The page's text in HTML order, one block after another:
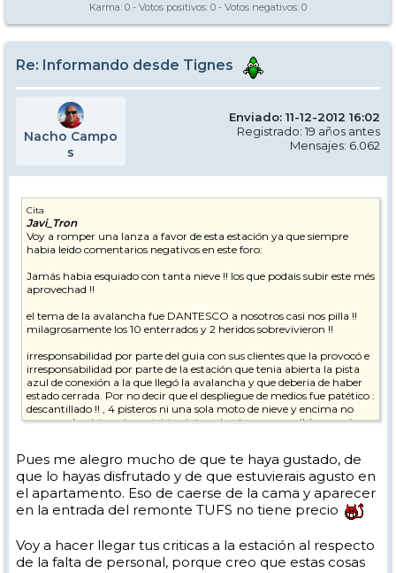
Karma: 0 - Votos positivos: 0 - Votos negativos: 0
Re: Informando desde Tignes
Nacho Campo
s
Enviado: 11-12-2012 16:02
Registrado: 19 años antes
Mensajes: 6.062
Cita
Javi_Tron
Voy a romper una lanza a favor de esta estación ya que siempre
habia leido comentarios negativos en este foro:
Jamás habia esquiado con tanta nieve !! los que podais subir este més
aprovechad !!
el tema de la avalancha fue DANTESCO a nosotros casi nos pilla !!
milagrosamente los 10 enterrados y 2 heridos sobrevivieron !!
irresponsabilidad por parte del guia con sus clientes que la provocó e
irresponsabilidad por parte de la estación que tenia abierta la pista
azul de conexión a la que llegó la avalancha y que deberia de haber
estado cerrada. Por no decir que el despliegue de medios fue patético :
descantillado !! , 4 pisteros ni una sola moto de nieve y encima no
cerraron la pista , ni una triste cinta , algo incomprensible , seguia
muy tarde mas de 30 min tarde y en condiciones normales se
hubieran encontrado con 10 cadaveres : un zero para la estación !!!
Tignes - destiñes es una estación brutal , increible , pero en estas
fechas la vi muy muy muy dejada de la mano de dios , no se ve
Al parecer como la fecha "oficial" de apertura es sobre el dia 25 , aún
no deben haber contratado a todo el personal .... uno de los dias nos
Pues me alegro mucho de que te haya gustado, de
que lo hayas disfrutado y de que estuvierais agusto en
el apartamento. Eso de caerse de la cama y aparecer
en la entrada del remonte TUFS no tiene precio
Voy a hacer llegar tus criticas a la estación al respecto
de la falta de personal, porque creo que estas cosas